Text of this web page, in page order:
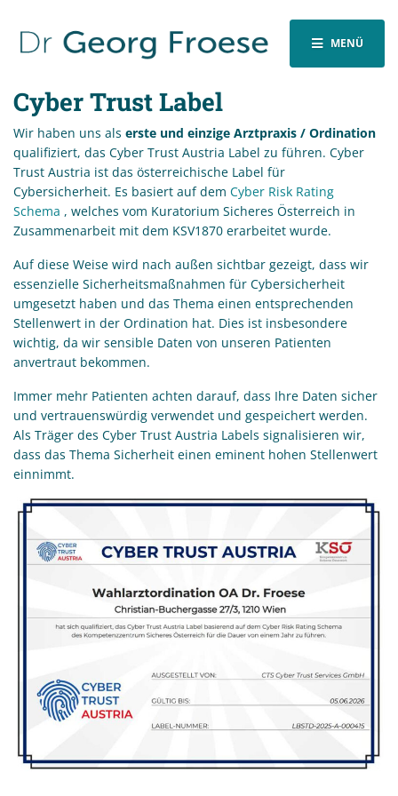
MENÜ
Cyber Trust Label
Wir haben uns als erste und einzige Arztpraxis / Ordination
qualifiziert, das Cyber Trust Austria Label zu führen. Cyber
Trust Austria ist das österreichische Label für
Cybersicherheit. Es basiert auf dem Cyber Risk Rating
Schema , welches vom Kuratorium Sicheres Österreich in
Zusammenarbeit mit dem KSV1870 erarbeitet wurde.
Auf diese Weise wird nach außen sichtbar gezeigt, dass wir
essenzielle Sicherheitsmaßnahmen für Cybersicherheit
umgesetzt haben und das Thema einen entsprechenden
Stellenwert in der Ordination hat. Dies ist insbesondere
wichtig, da wir sensible Daten von unseren Patienten
anvertraut bekommen.
Immer mehr Patienten achten darauf, dass Ihre Daten sicher
und vertrauenswürdig verwendet und gespeichert werden.
Als Träger des Cyber Trust Austria Labels signalisieren wir,
dass das Thema Sicherheit einen eminent hohen Stellenwert
einnimmt.